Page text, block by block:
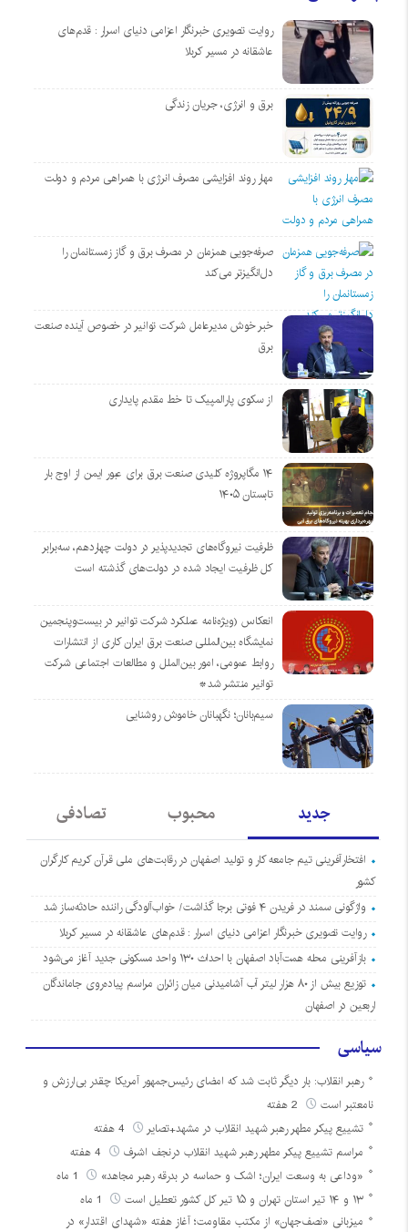
روایت تصویری خبرنگار اعزامی دنیای اسرار : قدم‌های
عاشقانه در مسیر کربلا
برق و انرژی، جریان زندگی
مهار روند افزایشی مصرف انرژی با همراهی مردم و دولت
صرفه‌جویی همزمان در مصرف برق و گاز زمستانمان را
دل‌انگیزتر می‌کند
خبر خوش مدیرعامل شرکت توانیر در خصوص آینده صنعت
برق
از سکوی پارالمپیک تا خط مقدم پایداری
۱۴ مگاپروژه‌ کلیدی صنعت برق برای عبور ایمن از اوج بار
تابستان ۱۴۰۵
ظرفیت نیروگاه‌های تجدیدپذیر در دولت چهاردهم، سه‌برابر
کل ظرفیت ایجاد شده در دولت‌های گذشته است
انعکاس (ویژه‌نامه عملکرد شرکت توانیر در بیست‌وپنجمین
نمایشگاه بین‌المللی صنعت برق ایران کاری از انتشارات
روابط عمومی، امور بین‌الملل و مطالعات اجتماعی شرکت
توانیر منتشر شد*
سیم‌بانان؛ نگهبانان خاموش روشنایی
جدید محبوب تصادفی
افتخارآفرینی تیم جامعه کار و تولید اصفهان در رقابت‌های ملی قرآن کریم کارگران
کشور
واژگونی سمند در فریدن ۴ فوتی برجا گذاشت/ خواب‌آلودگی راننده حادثه‌ساز شد
روایت تصویری خبرنگار اعزامی دنیای اسرار : قدم‌های عاشقانه در مسیر کربلا
بازآفرینی محله همت‌آباد اصفهان با احداث ۱۳۰ واحد مسکونی جدید آغاز می‌شود
توزیع بیش از ۸۰ هزار لیتر آب آشامیدنی میان زائران مراسم پیاده‌روی جاماندگان
اربعین در اصفهان
سیاسی
رهبر انقلاب: بار دیگر ثابت شد که امضای رئیس‌جمهور آمریکا چقدر بی‌ارزش و
نامعتبر است
تشییع پیکر مطهر رهبر شهید انقلاب در مشهد+تصایر
مراسم تشییع پیکر مطهر رهبر شهید انقلاب درنجف اشرف
«وداعی به وسعت ایران؛ اشک و حماسه در بدرقه رهبر مجاهد»
۱۳ و ۱۴ تیر استان تهران و ۱۵ تیر کل کشور تعطیل است
میزبانی «نصف‌جهان» از مکتب مقاومت؛ آغاز هفته «شهدای اقتدار» در